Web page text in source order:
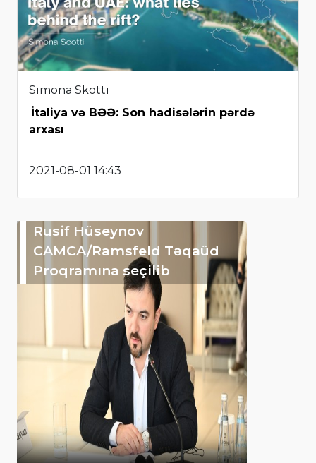
Simona Skotti
İtaliya və BƏƏ: Son hadisələrin pərdə
arxası
2021-08-01 14:43
Rusif Hüseynov
CAMCA/Ramsfeld Təqaüd
Proqramına seçilib